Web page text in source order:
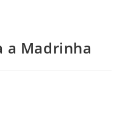
a Madrinha